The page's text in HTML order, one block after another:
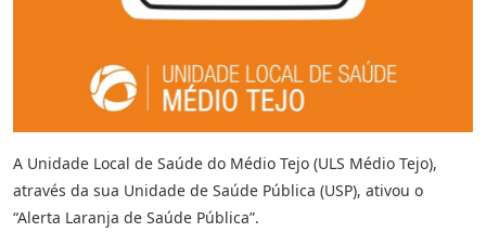
A Unidade Local de Saúde do Médio Tejo (ULS Médio Tejo),
através da sua Unidade de Saúde Pública (USP), ativou o
“Alerta Laranja de Saúde Pública”.